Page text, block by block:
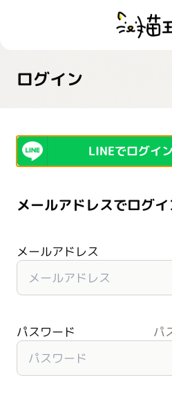
ログイン
LINEでログイ
メールアドレスでログイ
メールアドレス
パスワード パ